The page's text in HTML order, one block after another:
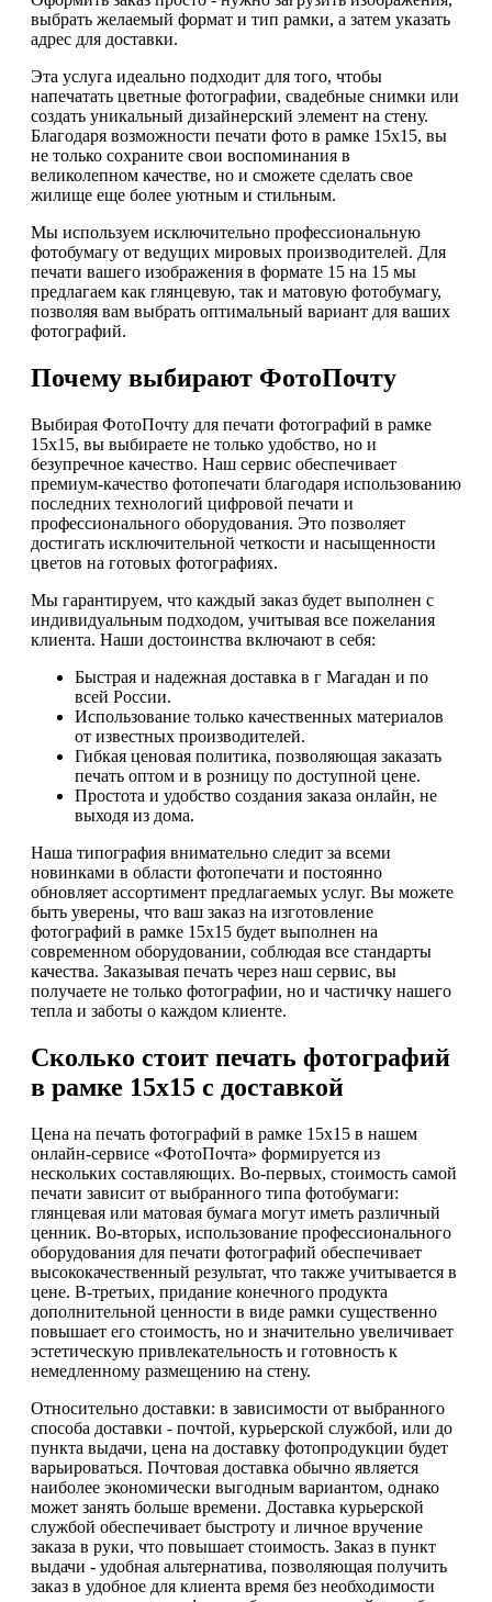
выбрать желаемый формат и тип рамки, а затем указать
адрес для доставки.
Эта услуга идеально подходит для того, чтобы
напечатать цветные фотографии, свадебные снимки или
создать уникальный дизайнерский элемент на стену.
Благодаря возможности печати фото в рамке 15х15, вы
не только сохраните свои воспоминания в
великолепном качестве, но и сможете сделать свое
жилище еще более уютным и стильным.
Мы используем исключительно профессиональную
фотобумагу от ведущих мировых производителей. Для
печати вашего изображения в формате 15 на 15 мы
предлагаем как глянцевую, так и матовую фотобумагу,
позволяя вам выбрать оптимальный вариант для ваших
фотографий.
Почему выбирают ФотоПочту
Выбирая ФотоПочту для печати фотографий в рамке
15х15, вы выбираете не только удобство, но и
безупречное качество. Наш сервис обеспечивает
премиум-качество фотопечати благодаря использованию
последних технологий цифровой печати и
профессионального оборудования. Это позволяет
достигать исключительной четкости и насыщенности
цветов на готовых фотографиях.
Мы гарантируем, что каждый заказ будет выполнен с
индивидуальным подходом, учитывая все пожелания
клиента. Наши достоинства включают в себя:
Быстрая и надежная доставка в г Магадан и по
всей России.
Использование только качественных материалов
от известных производителей.
Гибкая ценовая политика, позволяющая заказать
печать оптом и в розницу по доступной цене.
Простота и удобство создания заказа онлайн, не
выходя из дома.
Наша типография внимательно следит за всеми
новинками в области фотопечати и постоянно
обновляет ассортимент предлагаемых услуг. Вы можете
быть уверены, что ваш заказ на изготовление
фотографий в рамке 15х15 будет выполнен на
современном оборудовании, соблюдая все стандарты
качества. Заказывая печать через наш сервис, вы
получаете не только фотографии, но и частичку нашего
тепла и заботы о каждом клиенте.
Сколько стоит печать фотографий
в рамке 15х15 с доставкой
Цена на печать фотографий в рамке 15х15 в нашем
онлайн-сервисе «ФотоПочта» формируется из
нескольких составляющих. Во-первых, стоимость самой
печати зависит от выбранного типа фотобумаги:
глянцевая или матовая бумага могут иметь различный
ценник. Во-вторых, использование профессионального
оборудования для печати фотографий обеспечивает
высококачественный результат, что также учитывается в
цене. В-третьих, придание конечного продукта
дополнительной ценности в виде рамки существенно
повышает его стоимость, но и значительно увеличивает
эстетическую привлекательность и готовность к
немедленному размещению на стену.
Относительно доставки: в зависимости от выбранного
способа доставки - почтой, курьерской службой, или до
пункта выдачи, цена на доставку фотопродукции будет
варьироваться. Почтовая доставка обычно является
наиболее экономически выгодным вариантом, однако
может занять больше времени. Доставка курьерской
службой обеспечивает быстроту и личное вручение
заказа в руки, что повышает стоимость. Заказ в пункт
выдачи - удобная альтернатива, позволяющая получить
заказ в удобное для клиента время без необходимости